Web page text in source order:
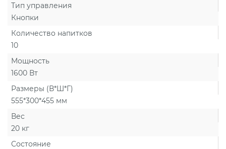
Тип управления
Кнопки
Количество напитков
10
Мощность
1600 Вт
Размеры (В*Ш*Г)
555*300*455 мм
Вес
20 кг
Состояние